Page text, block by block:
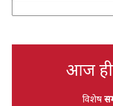
आज ही
विशेष